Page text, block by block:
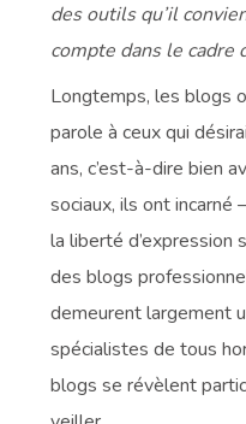
des outils qu’il
compte dans le cadre
Longtemps, les blogs
parole à ceux qui
ans, c’est-à-dire bien
sociaux, ils ont incarné
la liberté d’expression
des blogs
demeurent largement
spécialistes de tous
blogs se révèlent